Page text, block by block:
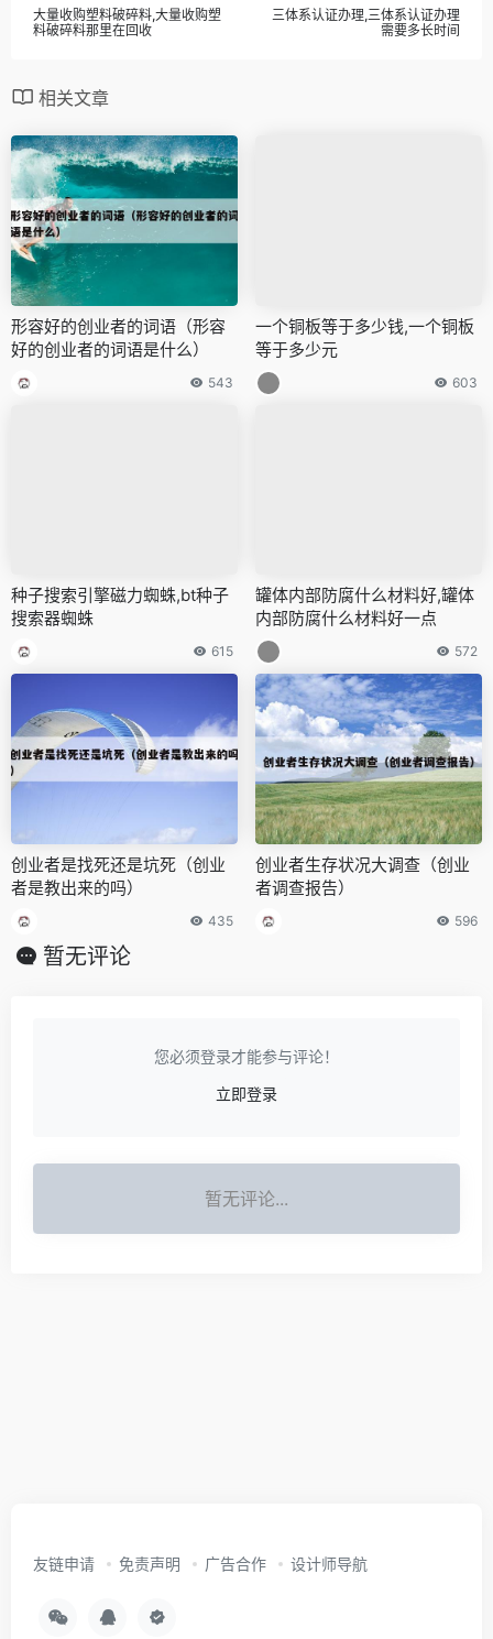
大量收购塑料破碎料,大量收购塑
料破碎料那里在回收
三体系认证办理,三体系认证办理
需要多长时间
相关文章
形容好的创业者的词语（形容
好的创业者的词语是什么）
543
一个铜板等于多少钱,一个铜板
等于多少元
603
种子搜索引擎磁力蜘蛛,bt种子
搜索器蜘蛛
615
罐体内部防腐什么材料好,罐体
内部防腐什么材料好一点
572
创业者是找死还是坑死（创业
者是教出来的吗）
435
创业者生存状况大调查（创业
者调查报告）
596
暂无评论
您必须登录才能参与评论！
立即登录
暂无评论...
友链申请 免责声明 广告合作 设计师导航